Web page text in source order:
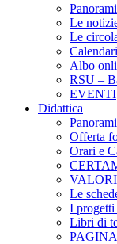
Le
Le
Albo
RSU –
EVENTI
Didattica
Offerta
Orari e
Le
I progetti
Libri di